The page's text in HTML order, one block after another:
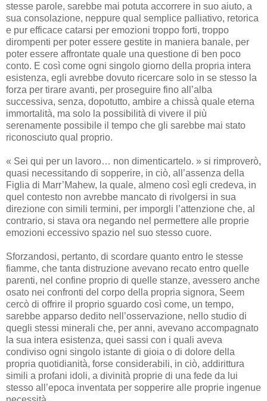
stesse parole, sarebbe mai potuta accorrere in suo aiuto, a
sua consolazione, neppure qual semplice palliativo, retorica
e pur efficace catarsi per emozioni troppo forti, troppo
dirompenti per poter essere gestite in maniera banale, per
poter essere affrontate quale una questione di ben poco
conto. E così come ogni singolo giorno della propria intera
esistenza, egli avrebbe dovuto ricercare solo in se stesso la
forza per tirare avanti, per proseguire fino all’alba
successiva, senza, dopotutto, ambire a chissà quale eterna
immortalità, ma solo la possibilità di vivere il più
serenamente possibile il tempo che gli sarebbe mai stato
riconosciuto qual proprio.
« Sei qui per un lavoro… non dimenticartelo. » si rimproverò,
quasi necessitando di sopperire, in ciò, all’assenza della
Figlia di Marr’Mahew, la quale, almeno così egli credeva, in
quel contesto non avrebbe mancato di rivolgersi in sua
direzione con simili termini, per imporgli l’attenzione che, al
contrario, si stava ora negando nel permettere alle proprie
emozioni eccessivo spazio nel suo stesso cuore.
Sforzandosi, pertanto, di scordare quanto entro le stesse
fiamme, che tanta distruzione avevano recato entro quelle
parenti, nel confine proprio di quelle stanze, avessero anche
osato nei confronti del corpo della propria signora, Seem
cercò di offrire il proprio sguardo così come, un tempo,
sarebbe apparso dedito nell’osservazione, nello studio di
quegli stessi minerali che, per anni, avevano accompagnato
la sua intera esistenza, quei sassi con i quali aveva
condiviso ogni singolo istante di gioia o di dolore della
propria quotidianità, forse considerabili, in ciò, addirittura
simili a profani idoli, a divinità proprie di una fede da lui
stesso all’epoca inventata per sopperire alle proprie ingenue